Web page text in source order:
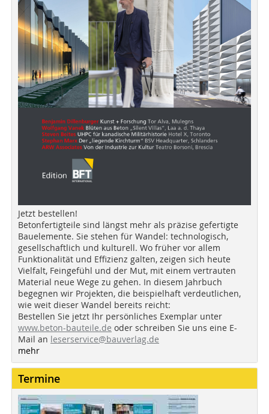
Jetzt bestellen!
Betonfertigteile sind längst mehr als präzise gefertigte
Bauelemente. Sie stehen für Wandel: technologisch,
gesellschaftlich und kulturell. Wo früher vor allem
Funktionalität und Effizienz galten, zeigen sich heute
Vielfalt, Feingefühl und der Mut, mit einem vertrauten
Material neue Wege zu gehen. In diesem Jahrbuch
begegnen wir Projekten, die beispielhaft verdeutlichen,
wie weit dieser Wandel bereits reicht:
Bestellen Sie jetzt Ihr persönliches Exemplar unter
www.beton-bauteile.de oder schreiben Sie uns eine E-
Mail an leserservice@bauverlag.de
mehr
Termine